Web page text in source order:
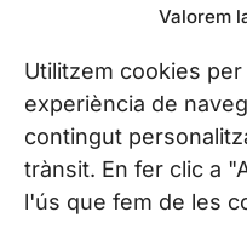
Valorem
Utilitzem cookies
experiència de
contingut
trànsit. En fer clic a
l'ús que fem de les
17 DE JUNY DE 2026
08225 Terrassa,
Coneix les nostres
CONTACTA’NS
Tel. (+34) 937 882